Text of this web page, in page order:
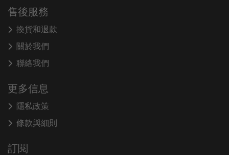
售後服務
換貨和退款
關於我們
聯絡我們
更多信息
隱私政策
條款與細則
訂閱